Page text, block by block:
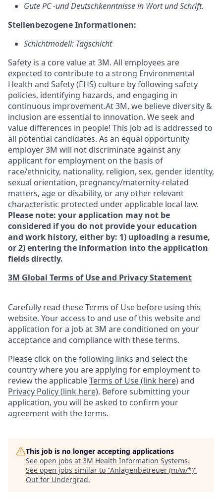
Gute PC -und Deutschkenntnisse in Wort und Schrift.
Stellenbezogene Informationen:
Schichtmodell: Tagschicht
Safety is a core value at 3M. All employees are
expected to contribute to a strong Environmental
Health and Safety (EHS) culture by following safety
policies, identifying hazards, and engaging in
continuous improvement.At 3M, we believe diversity &
inclusion are essential to innovation. We seek and
value differences in people! This Job ad is addressed to
all potential candidates. As an equal opportunity
employer 3M will not discriminate against any
applicant for employment on the basis of
race/ethnicity, nationality, religion, sex, gender identity,
sexual orientation, pregnancy/maternity-related
matters, age or disability, or any other relevant
characteristic protected under applicable local law.
Please note: your application may not be
considered if you do not provide your education
and work history, either by: 1) uploading a resume,
or 2) entering the information into the application
fields directly.
3M Global Terms of Use and Privacy Statement
Carefully read these Terms of Use before using this
website. Your access to and use of this website and
application for a job at 3M are conditioned on your
acceptance and compliance with these terms.
Please click on the following links and select the
country where you are applying for employment to
review the applicableTerms of Use (link here)and
Privacy Policy (link here). Before submitting your
application, you will be asked to confirm your
agreement with the terms.
This job is no longer accepting applications
See open jobs at 3M Health Information Systems.
See open jobs similar to "Anlagenbetreuer (m/w/*)"
Out for Undergrad.